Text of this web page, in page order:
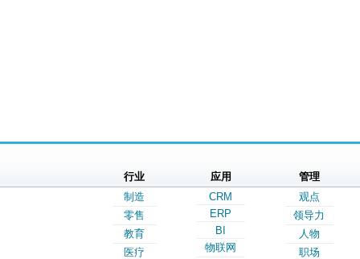
行业
制造
零售
教育
医疗
应用
CRM
ERP
BI
物联网
管理
观点
领导力
人物
职场